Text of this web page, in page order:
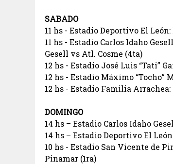
SABADO
11 hs - Estadio Deportivo El
11 hs - Estadio Carlos Idaho
Gesell vs Atl. Cosme (4ta)
12 hs - Estadio José Luis “Tati”
12 hs - Estadio Máximo
12 hs - Estadio Familia
DOMINGO
14 hs – Estadio Carlos Idaho
14 hs – Estadio Deportivo El
10 hs - Estadio San Vicente de
Pinamar (1ra)